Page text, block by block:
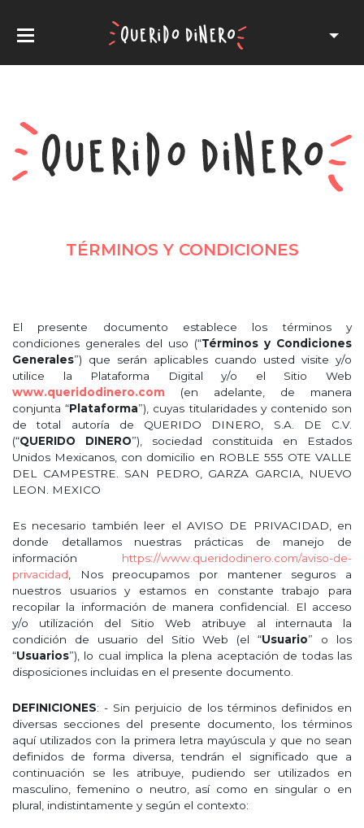
TÉRMINOS Y CONDICIONES
El presente documento establece los términos y
condiciones generales del uso (“Términos y Condiciones
Generales”) que serán aplicables cuando usted visite y/o
utilice la Plataforma Digital y/o el Sitio Web
www.queridodinero.com (en adelante, de manera
conjunta “Plataforma”), cuyas titularidades y contenido son
de total autoría de QUERIDO DINERO, S.A. DE C.V.
(“QUERIDO DINERO”), sociedad constituida en Estados
Unidos Mexicanos, con domicilio en ROBLE 555 OTE VALLE
DEL CAMPESTRE. SAN PEDRO, GARZA GARCIA, NUEVO
LEON. MEXICO
Es necesario también leer el AVISO DE PRIVACIDAD, en
donde detallamos nuestras prácticas de manejo de
información https://www.queridodinero.com/aviso-de-
privacidad, Nos preocupamos por mantener seguros a
nuestros usuarios y estamos en constante trabajo para
recopilar la información de manera confidencial. El acceso
y/o utilización del Sitio Web atribuye al internauta la
condición de usuario del Sitio Web (el “Usuario” o los
“Usuarios”), lo cual implica la plena aceptación de todas las
disposiciones incluidas en el presente documento.
DEFINICIONES: - Sin perjuicio de los términos definidos en
diversas secciones del presente documento, los términos
aquí utilizados con la primera letra mayúscula y que no sean
definidos de forma diversa, tendrán el significado que a
continuación se les atribuye, pudiendo ser utilizados en
masculino, femenino o neutro, así como en singular o en
plural, indistintamente y según el contexto: